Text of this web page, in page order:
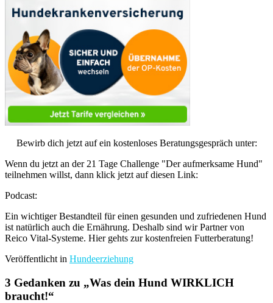
Bewirb dich jetzt auf ein kostenloses Beratungsgespräch unter:
Wenn du jetzt an der 21 Tage Challenge "Der aufmerksame Hund"
teilnehmen willst, dann klick jetzt auf diesen Link:
Podcast:
Ein wichtiger Bestandteil für einen gesunden und zufriedenen Hund
ist natürlich auch die Ernährung. Deshalb sind wir Partner von
Reico Vital-Systeme. Hier gehts zur kostenfreien Futterberatung!
Veröffentlicht in Hundeerziehung
3 Gedanken zu „Was dein Hund WIRKLICH
braucht!“